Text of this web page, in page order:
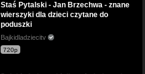
Staś Pytalski - Jan Brzechwa - znane
wierszyki dla dzieci czytane do
poduszki
Bajkidladziecitv
720p